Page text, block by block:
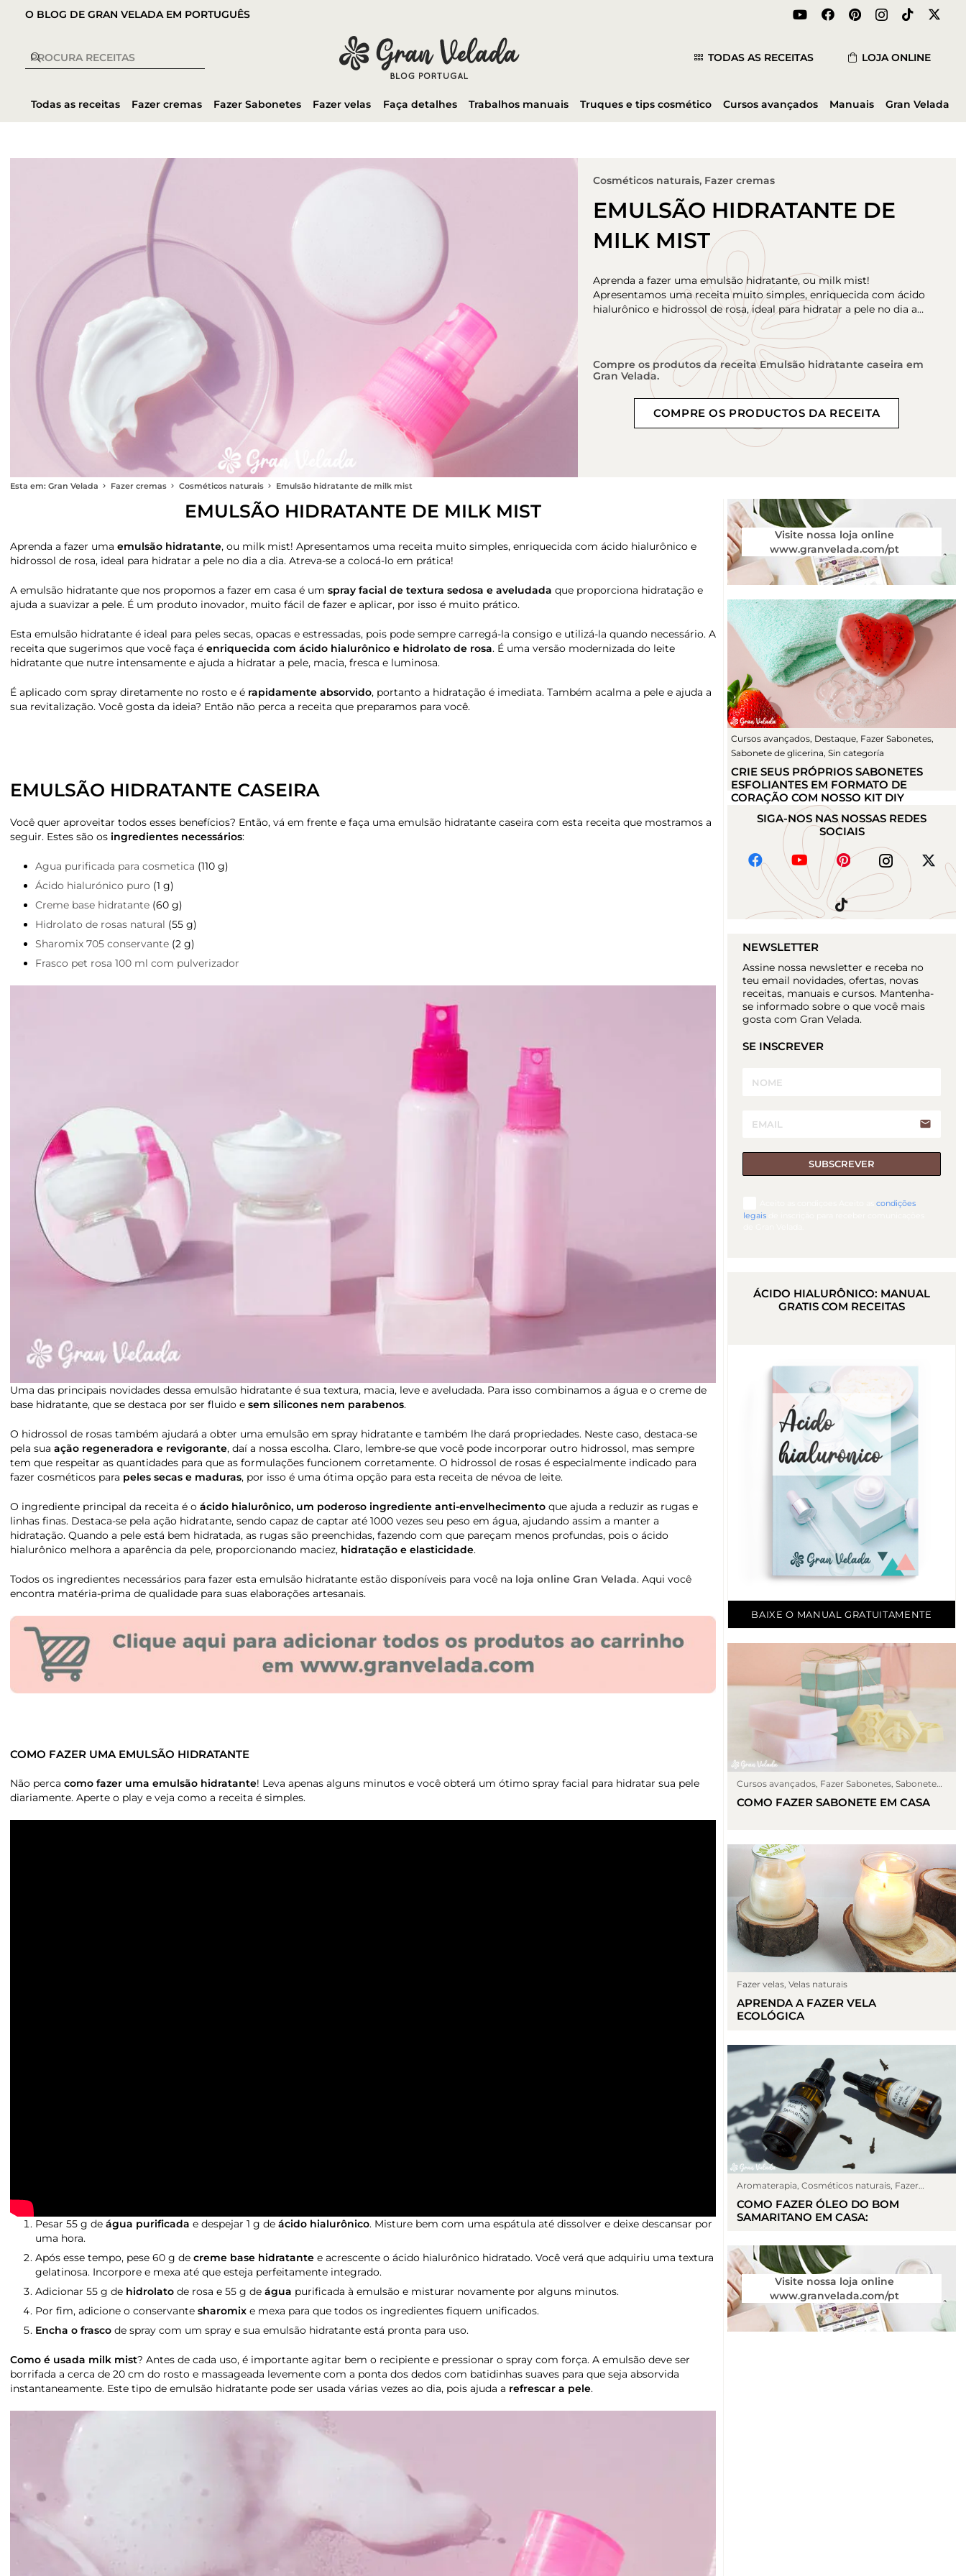
O BLOG DE GRAN VELADA EM PORTUGUÊS
TODAS AS RECEITAS LOJA ONLINE
Todas as receitas Fazer cremas Fazer Sabonetes Fazer velas Faça detalhes Trabalhos manuais Truques e tips cosmético Cursos avançados Manuais Gran Velada
Cosméticos naturais, Fazer cremas
EMULSÃO HIDRATANTE DE
MILK MIST
Aprenda a fazer uma emulsão hidratante, ou milk mist!
Apresentamos uma receita muito simples, enriquecida com ácido
hialurônico e hidrossol de rosa, ideal para hidratar a pele no dia a…
Compre os produtos da receita Emulsão hidratante caseira em
Gran Velada.
COMPRE OS PRODUCTOS DA RECEITA
Esta em: Gran Velada Fazer cremas Cosméticos naturais Emulsão hidratante de milk mist
EMULSÃO HIDRATANTE DE MILK MIST
Aprenda a fazer uma emulsão hidratante, ou milk mist! Apresentamos uma receita muito simples, enriquecida com ácido hialurônico e
hidrossol de rosa, ideal para hidratar a pele no dia a dia. Atreva-se a colocá-lo em prática!
A emulsão hidratante que nos propomos a fazer em casa é um spray facial de textura sedosa e aveludada que proporciona hidratação e
ajuda a suavizar a pele. É um produto inovador, muito fácil de fazer e aplicar, por isso é muito prático.
Esta emulsão hidratante é ideal para peles secas, opacas e estressadas, pois pode sempre carregá-la consigo e utilizá-la quando necessário. A
receita que sugerimos que você faça é enriquecida com ácido hialurônico e hidrolato de rosa. É uma versão modernizada do leite
hidratante que nutre intensamente e ajuda a hidratar a pele, macia, fresca e luminosa.
É aplicado com spray diretamente no rosto e é rapidamente absorvido, portanto a hidratação é imediata. Também acalma a pele e ajuda a
sua revitalização. Você gosta da ideia? Então não perca a receita que preparamos para você.
EMULSÃO HIDRATANTE CASEIRA
Você quer aproveitar todos esses benefícios? Então, vá em frente e faça uma emulsão hidratante caseira com esta receita que mostramos a
seguir. Estes são os ingredientes necessários:
Agua purificada para cosmetica (110 g)
Ácido hialurónico puro (1 g)
Creme base hidratante (60 g)
Hidrolato de rosas natural (55 g)
Sharomix 705 conservante (2 g)
Frasco pet rosa 100 ml com pulverizador
Uma das principais novidades dessa emulsão hidratante é sua textura, macia, leve e aveludada. Para isso combinamos a água e o creme de
base hidratante, que se destaca por ser fluido e sem silicones nem parabenos.
O hidrossol de rosas também ajudará a obter uma emulsão em spray hidratante e também lhe dará propriedades. Neste caso, destaca-se
pela sua ação regeneradora e revigorante, daí a nossa escolha. Claro, lembre-se que você pode incorporar outro hidrossol, mas sempre
tem que respeitar as quantidades para que as formulações funcionem corretamente. O hidrossol de rosas é especialmente indicado para
fazer cosméticos para peles secas e maduras, por isso é uma ótima opção para esta receita de névoa de leite.
O ingrediente principal da receita é o ácido hialurônico, um poderoso ingrediente anti-envelhecimento que ajuda a reduzir as rugas e
linhas finas. Destaca-se pela ação hidratante, sendo capaz de captar até 1000 vezes seu peso em água, ajudando assim a manter a
hidratação. Quando a pele está bem hidratada, as rugas são preenchidas, fazendo com que pareçam menos profundas, pois o ácido
hialurônico melhora a aparência da pele, proporcionando maciez, hidratação e elasticidade.
Todos os ingredientes necessários para fazer esta emulsão hidratante estão disponíveis para você na loja online Gran Velada. Aqui você
encontra matéria-prima de qualidade para suas elaborações artesanais.
COMO FAZER UMA EMULSÃO HIDRATANTE
Não perca como fazer uma emulsão hidratante! Leva apenas alguns minutos e você obterá um ótimo spray facial para hidratar sua pele
diariamente. Aperte o play e veja como a receita é simples.
Pesar 55 g de água purificada e despejar 1 g de ácido hialurônico. Misture bem com uma espátula até dissolver e deixe descansar por
uma hora.
Após esse tempo, pese 60 g de creme base hidratante e acrescente o ácido hialurônico hidratado. Você verá que adquiriu uma textura
gelatinosa. Incorpore e mexa até que esteja perfeitamente integrado.
Adicionar 55 g de hidrolato de rosa e 55 g de água purificada à emulsão e misturar novamente por alguns minutos.
Por fim, adicione o conservante sharomix e mexa para que todos os ingredientes fiquem unificados.
Encha o frasco de spray com um spray e sua emulsão hidratante está pronta para uso.
Como é usada milk mist? Antes de cada uso, é importante agitar bem o recipiente e pressionar o spray com força. A emulsão deve ser
borrifada a cerca de 20 cm do rosto e massageada levemente com a ponta dos dedos com batidinhas suaves para que seja absorvida
instantaneamente. Este tipo de emulsão hidratante pode ser usada várias vezes ao dia, pois ajuda a refrescar a pele.
Visite nossa loja online
www.granvelada.com/pt
Cursos avançados, Destaque, Fazer Sabonetes,
Sabonete de glicerina, Sin categoría
CRIE SEUS PRÓPRIOS SABONETES
ESFOLIANTES EM FORMATO DE
CORAÇÃO COM NOSSO KIT DIY
SIGA-NOS NAS NOSSAS REDES
SOCIAIS
NEWSLETTER
Assine nossa newsletter e receba no
teu email novidades, ofertas, novas
receitas, manuais e cursos. Mantenha-
se informado sobre o que você mais
gosta com Gran Velada.
SE INSCREVER
email
SUBSCREVER
condições
legais
ÁCIDO HIALURÔNICO: MANUAL
GRATIS COM RECEITAS
BAIXE O MANUAL GRATUITAMENTE
Cursos avançados Fazer Sabonetes ,Sabonete
de glicerina
COMO FAZER SABONETE EM CASA
Fazer velas,Velas naturais
APRENDA A FAZER VELA
ECOLÓGICA
Aromaterapia ,Cosméticos naturais Fazer
cremas
COMO FAZER ÓLEO DO BOM
SAMARITANO EM CASA:
Visite nossa loja online
www.granvelada.com/pt